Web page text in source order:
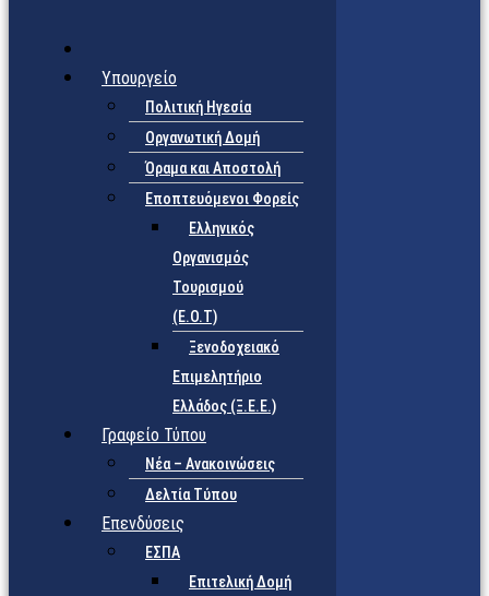
Υπουργείο
Πολιτική Ηγεσία
Οργανωτική Δομή
Όραμα και Αποστολή
Εποπτευόμενοι Φορείς
Eλληνικός
Οργανισμός
Τουρισμού
(Ε.Ο.Τ)
Ξενοδοχειακό
Επιμελητήριο
Ελλάδος (Ξ.Ε.Ε.)
Γραφείο Τύπου
Νέα – Ανακοινώσεις
Δελτία Τύπου
Επενδύσεις
ΕΣΠΑ
Επιτελική Δομή